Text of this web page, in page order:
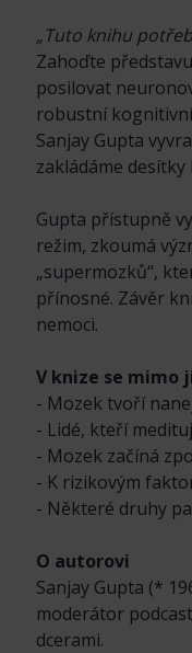
„Tuto knihu
Zahoďte
posilovat
robustní
Sanjay Gupta
zakládáme
Gupta přístupně
režim, zkoumá
„supermozků“,
přínosné. Závěr
nemoci.
V knize se mimo
- Mozek tvoří
- Lidé, kteří
- Mozek začíná
- K rizikovým
- Některé druhy
O autorovi
Sanjay Gupta (*
moderátor
dcerami.